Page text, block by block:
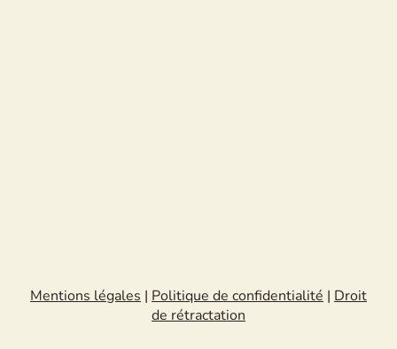
Mentions légales | Politique de confidentialité | Droit
de rétractation